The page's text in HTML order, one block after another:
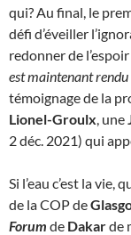
qui? Au final, le
défi d’éveiller
redonner de
est maintenant
témoignage de la
Lionel-Groulx, une
2 déc. 2021) qui
Si l’eau c’est la vie,
de la COP de
Forum de Dakarde